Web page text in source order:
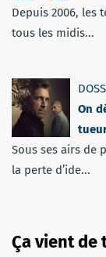
Depuis 2006, les
tous les midis...
On
Sous ses airs de
la perte d’ide...
Ça vient de